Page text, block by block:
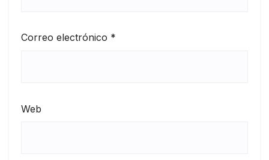
Correo electrónico *
Web